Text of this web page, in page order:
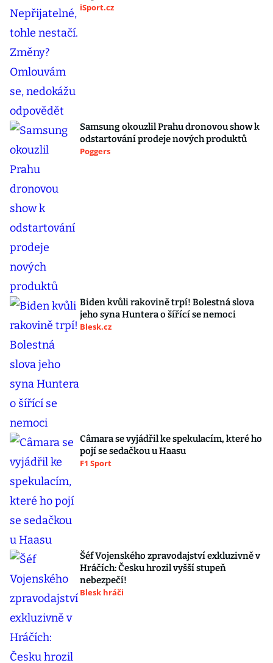
iSport.cz
Samsung okouzlil Prahu dronovou show k
odstartování prodeje nových produktů
Poggers
Biden kvůli rakovině trpí! Bolestná slova
jeho syna Huntera o šířící se nemoci
Blesk.cz
Câmara se vyjádřil ke spekulacím, které ho
pojí se sedačkou u Haasu
F1 Sport
Šéf Vojenského zpravodajství exkluzivně v
Hráčích: Česku hrozil vyšší stupeň
nebezpečí!
Blesk hráči